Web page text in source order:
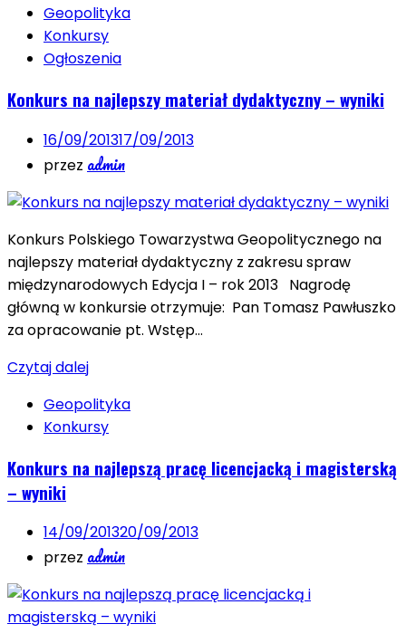
Geopolityka
Konkursy
Ogłoszenia
Konkurs na najlepszy materiał dydaktyczny – wyniki
16/09/201317/09/2013
przez admin
Konkurs Polskiego Towarzystwa Geopolitycznego na
najlepszy materiał dydaktyczny z zakresu spraw
międzynarodowych Edycja I – rok 2013 Nagrodę
główną w konkursie otrzymuje: Pan Tomasz Pawłuszko
za opracowanie pt. Wstęp…
Czytaj dalej
Geopolityka
Konkursy
Konkurs na najlepszą pracę licencjacką i magisterską
– wyniki
14/09/201320/09/2013
przez admin